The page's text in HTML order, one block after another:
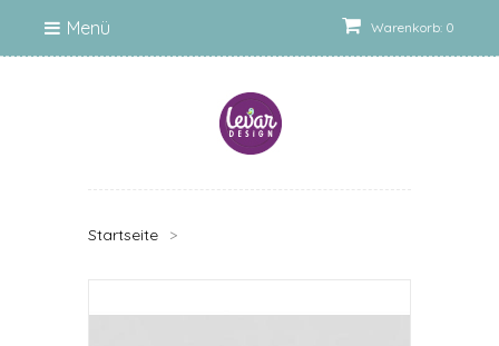
Warenkorb: 0
Menü
Startseite >